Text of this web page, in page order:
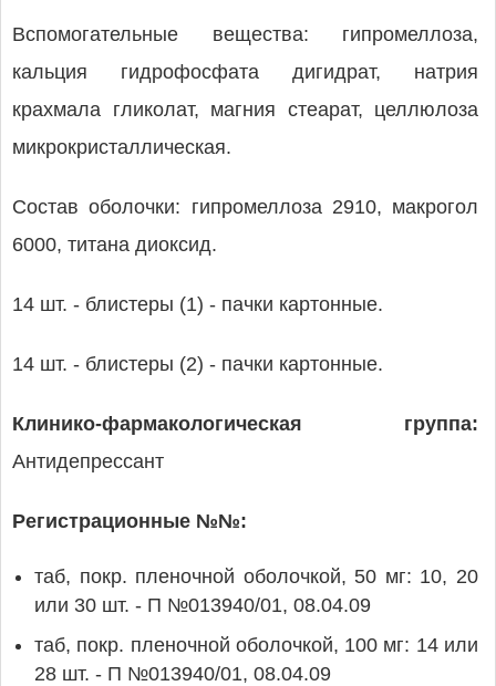
Вспомогательные вещества: гипромеллоза,
кальция гидрофосфата дигидрат, натрия
крахмала гликолат, магния стеарат, целлюлоза
микрокристаллическая.
Состав оболочки: гипромеллоза 2910, макрогол
6000, титана диоксид.
14 шт. - блистеры (1) - пачки картонные.
14 шт. - блистеры (2) - пачки картонные.
Клинико-фармакологическая группа:
Антидепрессант
Регистрационные №№:
таб, покр. пленочной оболочкой, 50 мг: 10, 20
или 30 шт. - П №013940/01, 08.04.09
таб, покр. пленочной оболочкой, 100 мг: 14 или
28 шт. - П №013940/01, 08.04.09